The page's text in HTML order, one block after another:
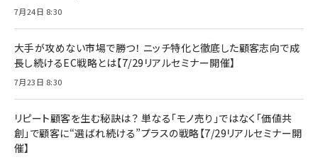
7月24日 8:30
大手が攻めない市場で勝つ！ ニッチ特化と徹底した顧客志向で成
長し続けるEC戦略とは【7/29リアルセミナー開催】
7月23日 8:30
リピート顧客を生む秘訣は？ 単なる「モノ売り」ではなく「価値共
創」で顧客に“選ばれ続ける”プラスの戦略【7/29リアルセミナー開
催】